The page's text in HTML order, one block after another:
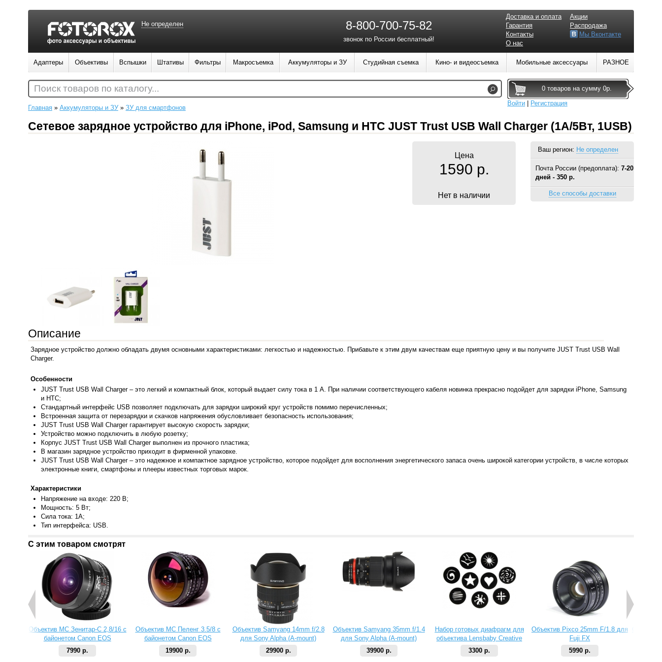
Главная » Аккумуляторы и ЗУ » ЗУ для смартфонов
Сетевое зарядное устройство для iPhone, iPod, Samsung и HTC JUST Trust USB Wall Charger (1А/5Вт, 1USB)
Ваш регион: Не определен
Почта России (предоплата): 7-20
дней - 350 р.
Все способы доставки
Цена
1590 р.
Нет в наличии
Описание
Зарядное устройство должно обладать двумя основными характеристиками: легкостью и надежностью. Прибавьте к этим двум качествам еще приятную цену и вы получите JUST Trust USB Wall
Charger.
Особенности
JUST Trust USB Wall Charger – это легкий и компактный блок, который выдает силу тока в 1 А. При наличии соответствующего кабеля новинка прекрасно подойдет для зарядки iPhone, Samsung
и HTC;
Cтандартный интерфейс USB позволяет подключать для зарядки широкий круг устройств помимо перечисленных;
Встроенная защита от перезарядки и скачков напряжения обусловливает безопасность использования;
JUST Trust USB Wall Charger гарантирует высокую скорость зарядки;
Устройство можно подключить в любую розетку;
Корпус JUST Trust USB Wall Charger выполнен из прочного пластика;
В магазин зарядное устройство приходит в фирменной упаковке.
JUST Trust USB Wall Charger – это надежное и компактное зарядное устройство, которое подойдет для восполнения энергетического запаса очень широкой категории устройств, в числе которых
электронные книги, смартфоны и плееры известных торговых марок.
Характеристики
Напряжение на входе: 220 В;
Мощность: 5 Вт;
Сила тока: 1A;
Тип интерфейса: USB.
С этим товаром смотрят
Объектив МС Зенитар-C 2,8/16 с
байонетом Canon EOS
7990 р.
Объектив МС Пеленг 3.5/8 с
байонетом Canon EOS
19900 р.
Объектив Samyang 14mm f/2.8
для Sony Alpha (A-mount)
29900 р.
Объектив Samyang 35mm f/1.4
для Sony Alpha (A-mount)
39900 р.
Набор готовых диафрагм для
объектива Lensbaby Creative
Aperture Kit 2
3300 р.
Объектив Pixco 25mm F/1.8 для
Fuji FX
5990 р.
Не определен 8-800-700-75-82
звонок по России бесплатный!
Доставка и оплата
Гарантия
Контакты
О нас
Акции
Распродажа
Мы Вконтакте
Адаптеры Объективы Вспышки Штативы Фильтры Макросъемка Аккумуляторы и ЗУ Студийная съемка Кино- и видеосъемка Мобильные аксессуары РАЗНОЕ
0 товаров на сумму 0р.
Войти
Регистрация
Поиск товаров по каталогу...